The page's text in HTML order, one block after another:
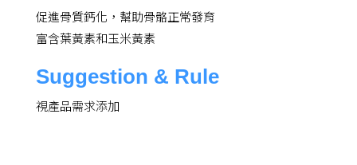
促進骨質鈣化，幫助骨骼正常發育
富含葉黃素和玉米黃素
Suggestion & Rule
視產品需求添加